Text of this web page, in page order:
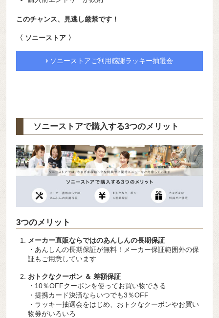
このチャンス、見逃し厳禁です！
〈 ソニーストア 〉
ソニーストアご利用感謝ラッキー抽選会
ソニーストアで購入する3つのメリット
3つのメリット
メーカー直販ならではのあんしんの長期保証
・あんしんの長期保証が無料！メーカー保証範囲外の保
証もご用意しています
おトクなクーポン ＆ 差額保証
・10％OFFクーポンを使ってお買い物できる
・提携カード決済ならいつでも3％OFF
・ラッキー抽選会をはじめ、おトクなクーポンやお買い
物券がいろいろ